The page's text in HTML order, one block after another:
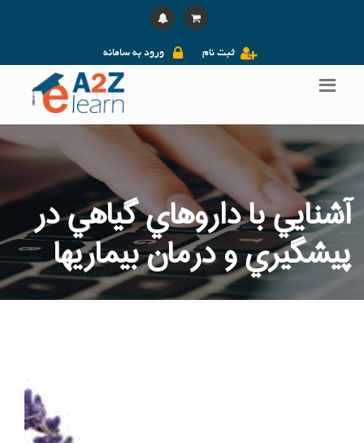
ورود به سامانه ثبت نام
آشنايي با داروهاي گياهي در
پيشگيري و درمان بيماريها